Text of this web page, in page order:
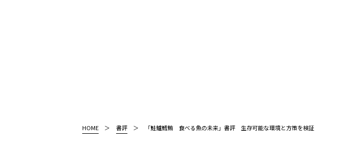
HOME 書評 「鮭鱸鱈鮪 食べる魚の未来」書評 生存可能な環境と方策を検証